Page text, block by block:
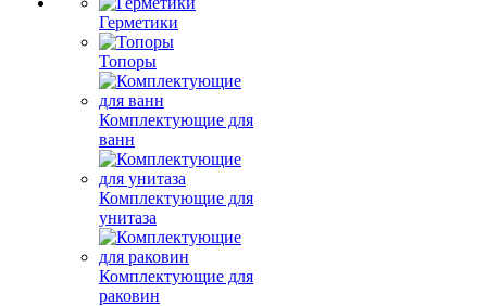
Герметики
Топоры
Комплектующие для
ванн
Комплектующие для
унитаза
Комплектующие для
раковин